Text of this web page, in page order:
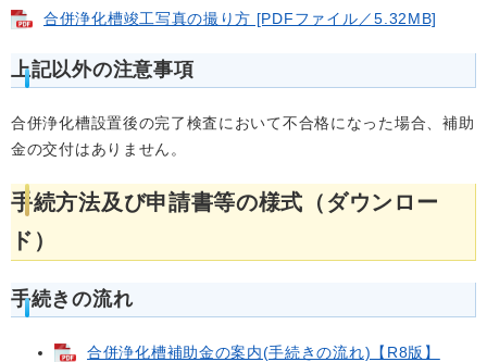
合併浄化槽竣工写真の撮り方 [PDFファイル／5.32MB]
上記以外の注意事項
合併浄化槽設置後の完了検査において不合格になった場合、補助
金の交付はありません。
手続方法及び申請書等の様式（ダウンロー
ド）
手続きの流れ
合併浄化槽補助金の案内(手続きの流れ)【R8版】